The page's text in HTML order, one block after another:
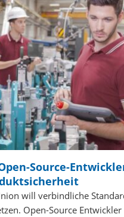
Source-
will verbindliche
Open-Source